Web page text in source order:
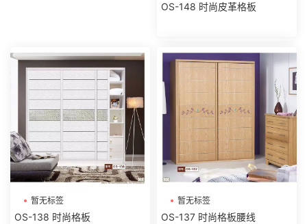
OS-148 时尚皮革格板
暂无标签
OS-138 时尚格板
暂无标签
OS-137 时尚格板腰线